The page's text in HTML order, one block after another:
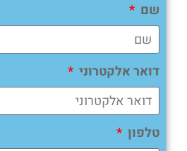
שם
דואר אלקטרוני
טלפון